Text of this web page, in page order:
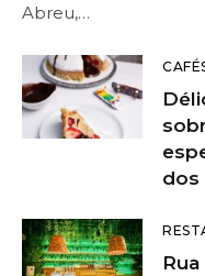
Abreu,…
dos